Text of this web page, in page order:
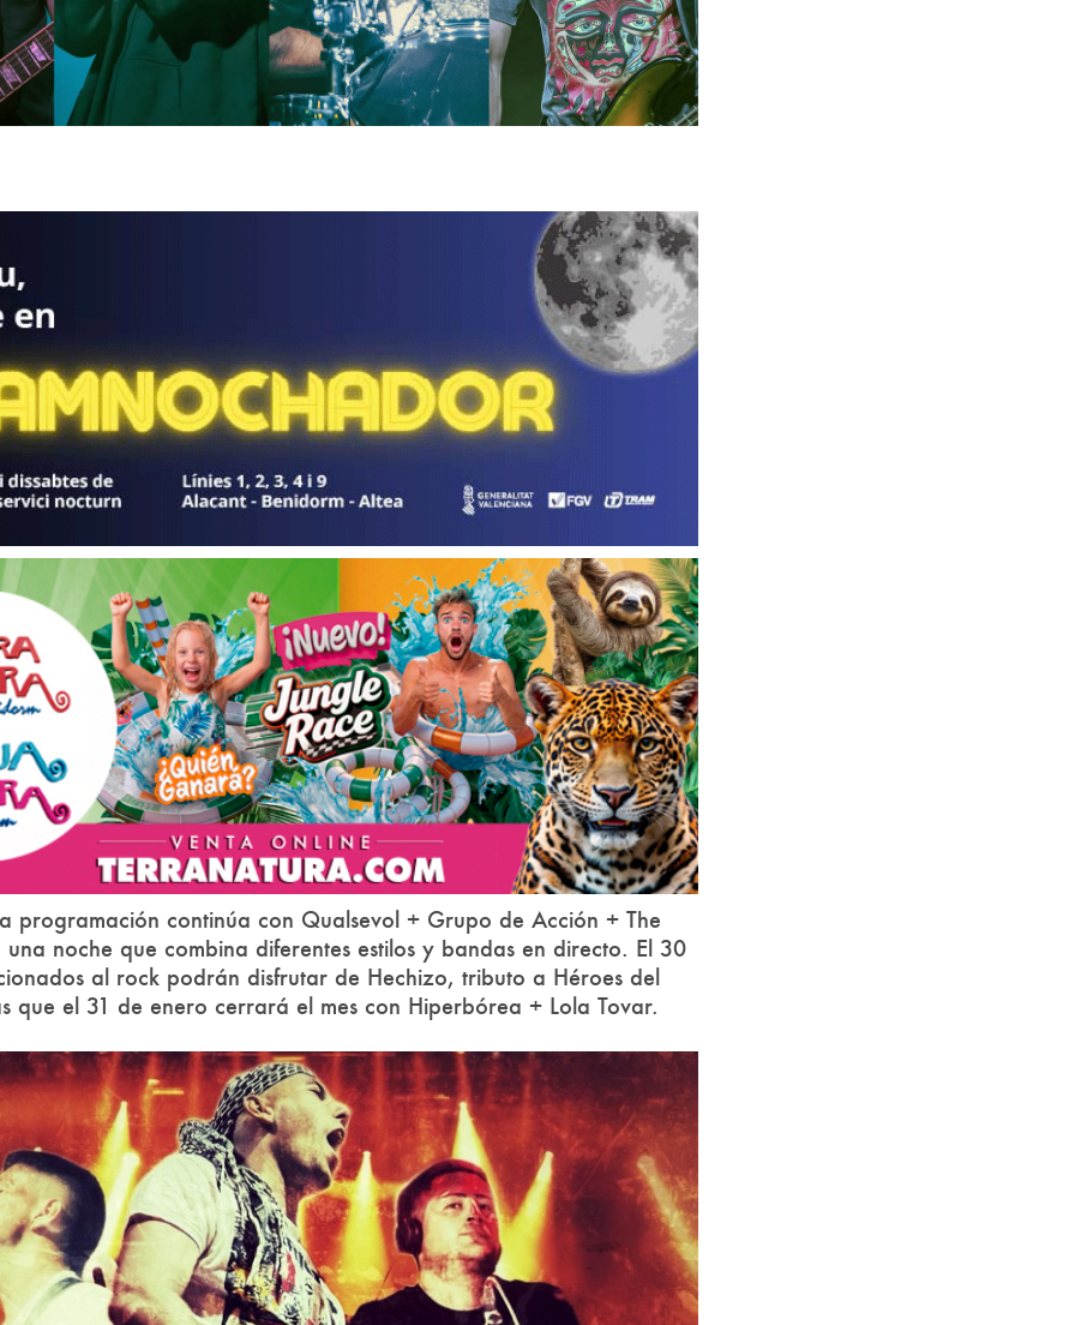
programación continúa con Qualsevol + Grupo de Acción + The
una noche que combina diferentes estilos y bandas en directo. El 30
al rock podrán disfrutar de Hechizo, tributo a Héroes del
que el 31 de enero cerrará el mes con Hiperbórea + Lola Tovar.